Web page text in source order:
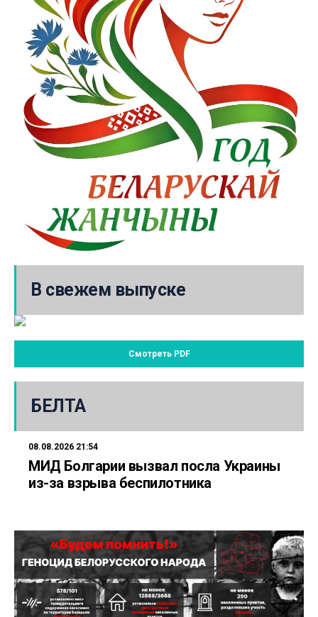
В свежем выпуске
Смотреть PDF
БЕЛТА
08.08.2026 21:54
МИД Болгарии вызвал посла Украины
из-за взрыва беспилотника